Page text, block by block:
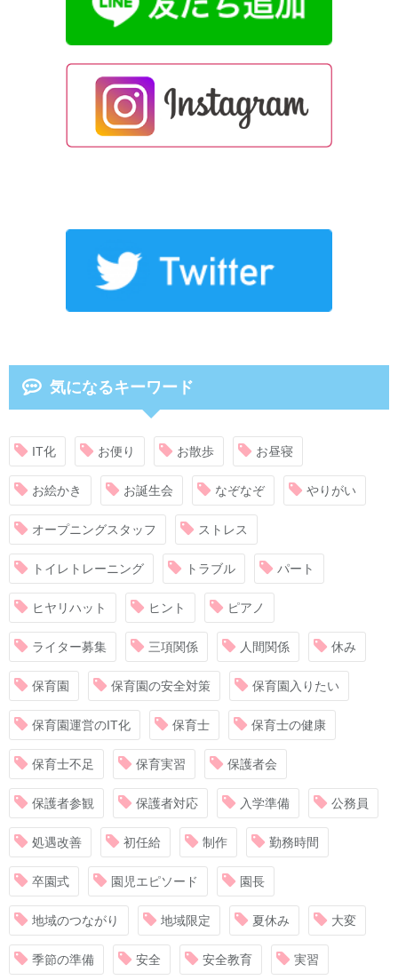
気になるキーワード
IT化 お便り お散歩 お昼寝
お絵かき お誕生会 なぞなぞ やりがい
オープニングスタッフ ストレス
トイレトレーニング トラブル パート
ヒヤリハット ヒント ピアノ
ライター募集 三項関係 人間関係 休み
保育園 保育園の安全対策 保育園入りたい
保育園運営のIT化 保育士 保育士の健康
保育士不足 保育実習 保護者会
保護者参観 保護者対応 入学準備 公務員
処遇改善 初任給 制作 勤務時間
卒園式 園児エピソード 園長
地域のつながり 地域限定 夏休み 大変
季節の準備 安全 安全教育 実習